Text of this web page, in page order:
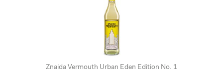
Znaida Vermouth Urban Eden Edition No. 1